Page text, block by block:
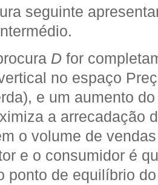
seguinte
D for
no espaço
e um aumento
a arrecadação
o volume de
e o consumidor é
ponto de equilíbrio